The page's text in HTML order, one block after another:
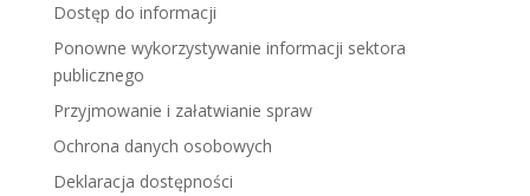
Dostęp do informacji
Ponowne wykorzystywanie informacji sektora
publicznego
Przyjmowanie i załatwianie spraw
Ochrona danych osobowych
Deklaracja dostępności